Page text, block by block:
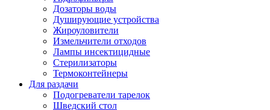
Дозаторы воды
Душирующие устройства
Жироуловители
Измельчители отходов
Лампы инсектицидные
Стерилизаторы
Термоконтейнеры
Для раздачи
Подогреватели тарелок
Шведский стол